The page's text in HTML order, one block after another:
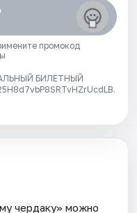
промокод
БИЛЕТНЫЙ
чердаку» можно